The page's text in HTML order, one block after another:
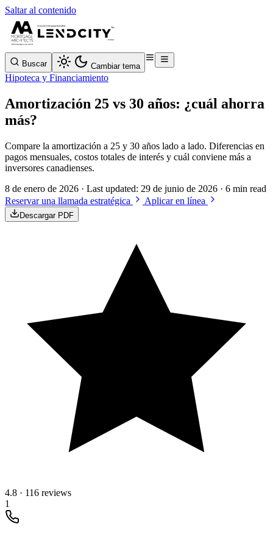
Saltar al contenido
Buscar Cambiar tema
Hipoteca y Financiamiento
Amortización 25 vs 30 años: ¿cuál ahorra
más?
Compare la amortización a 25 y 30 años lado a lado. Diferencias en
pagos mensuales, costos totales de interés y cuál conviene más a
inversores canadienses.
8 de enero de 2026 · Last updated: 29 de junio de 2026 · 6 min read
Reservar una llamada estratégica
Aplicar en línea
Descargar PDF
4.8 · 116 reviews
1